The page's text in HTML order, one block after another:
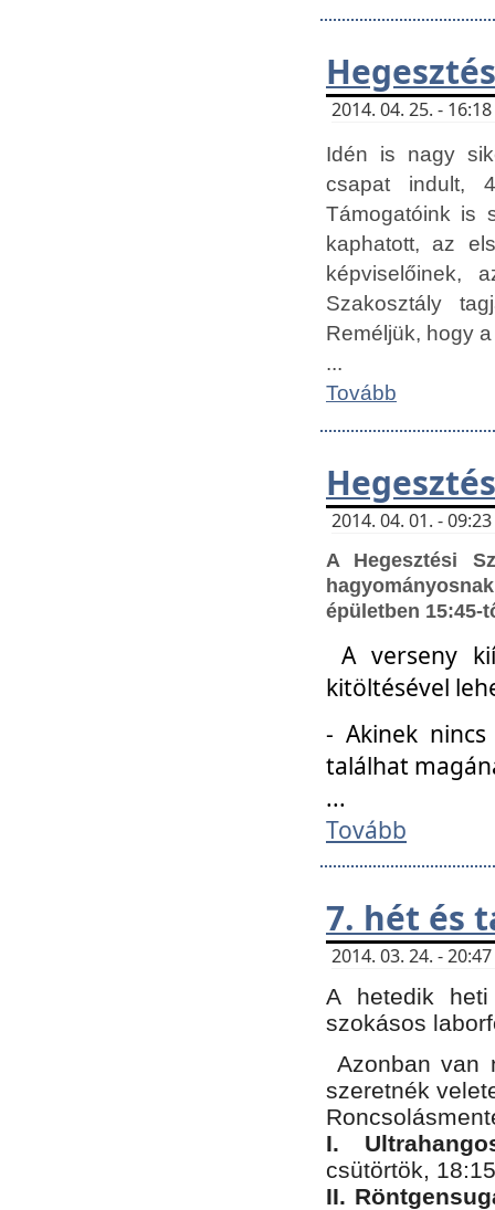
2014. 04. 25. -
Idén is nagy
csapat indult,
Támogatóink is
kaphatott, az
képviselőinek,
Szakosztály
Reméljük, hogy
...
Tovább
2014. 04. 01. -
A Hegesztési
épületben 15:45-
A verseny
kitöltésével
- Akinek
találhat
...
Tovább
7. hét és
2014. 03. 24. -
A hetedik
szokásos
Azonban van
szeretnék
I.
csütörtök,
II.